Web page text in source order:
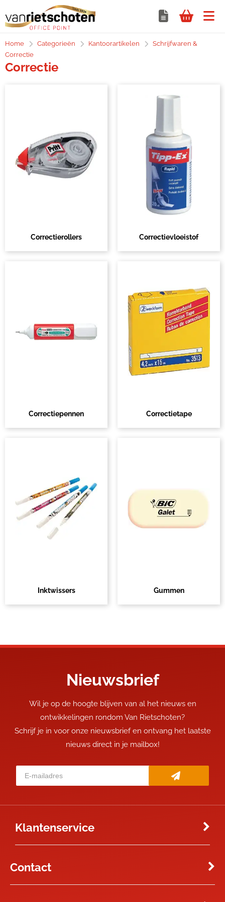
Home Categorieën Kantoorartikelen
Schrijfwaren &
Correctie
Correctie
Correctierollers Correctievloeistof
Correctiepennen Correctietape
Inktwissers Gummen
Nieuwsbrief
Wil je op de hoogte blijven van al het nieuws en
ontwikkelingen rondom Van Rietschoten?
Schrijf je in voor onze nieuwsbrief en ontvang het laatste
nieuws direct in je mailbox!
Klantenservice
Contact